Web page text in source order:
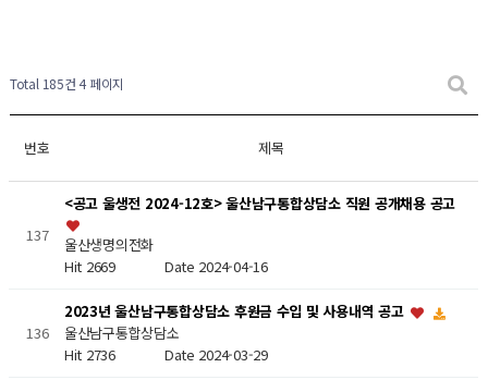
Total 185건 4 페이지
번호 제목
137
<공고 울생전 2024-12호> 울산남구통합상담소 직원 공개채용 공고
울산생명의전화
Hit 2669 Date 2024-04-16
136
2023년 울산남구통합상담소 후원금 수입 및 사용내역 공고
울산남구통합상담소
Hit 2736 Date 2024-03-29